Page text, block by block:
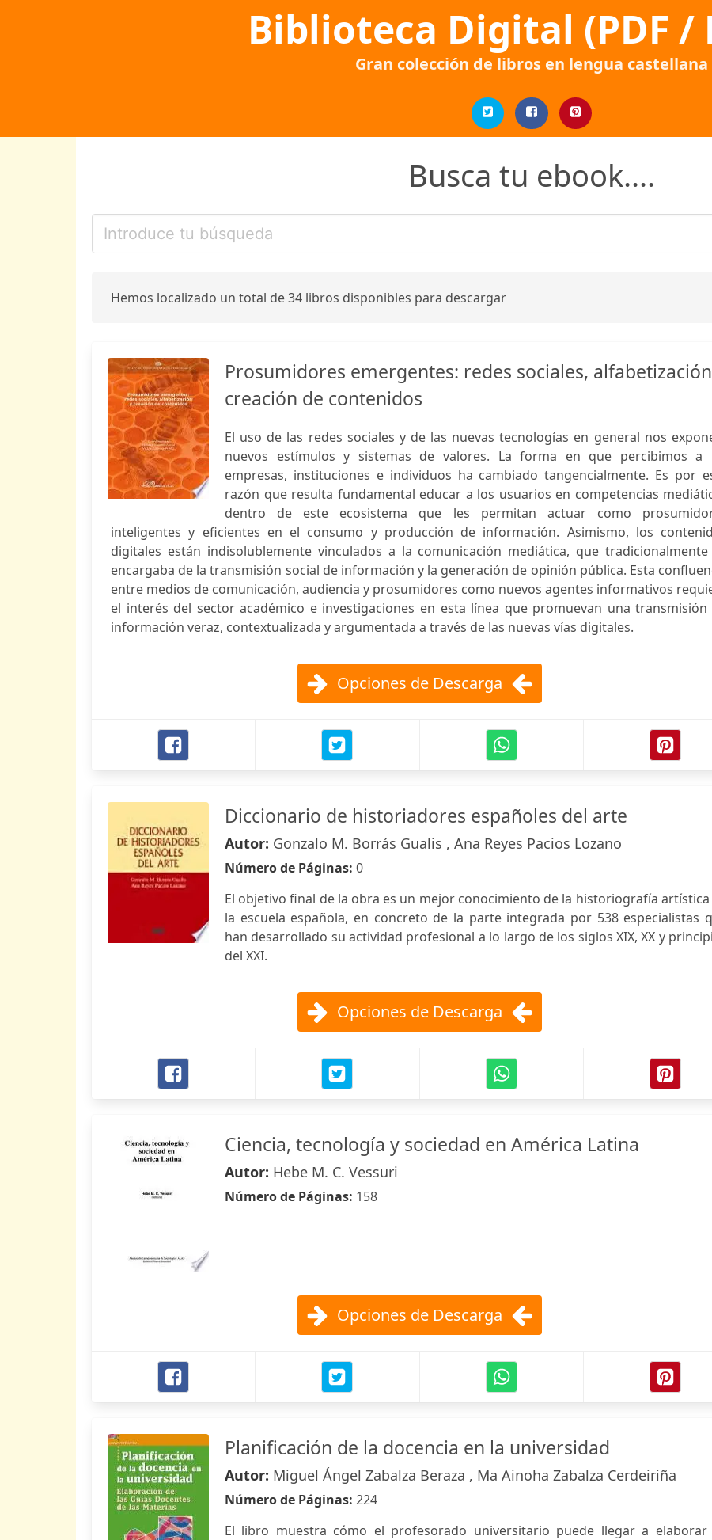
Biblioteca Digital (PDF /
Gran colección de libros en lengua castellana
Busca tu ebook....
Hemos localizado un total de 34 libros disponibles para descargar
Prosumidores emergentes: redes sociales,
creación de contenidos
El uso de las redes sociales y de las nuevas tecnologías en general nos
nuevos estímulos y sistemas de valores. La forma en que percibimos a
empresas, instituciones e individuos ha cambiado tangencialmente. Es por
razón que resulta fundamental educar a los usuarios en competencias
dentro de este ecosistema que les permitan actuar como
inteligentes y eficientes en el consumo y producción de información. Asimismo, los
digitales están indisolublemente vinculados a la comunicación mediática, que tradicionalmente
encargaba de la transmisión social de información y la generación de opinión pública. Esta
entre medios de comunicación, audiencia y prosumidores como nuevos agentes informativos
el interés del sector académico e investigaciones en esta línea que promuevan una transmisión
información veraz, contextualizada y argumentada a través de las nuevas vías digitales.
Opciones de Descarga
Diccionario de historiadores españoles del arte
Autor: Gonzalo M. Borrás Gualis , Ana Reyes Pacios Lozano
Número de Páginas: 0
El objetivo final de la obra es un mejor conocimiento de la historiografía artística
la escuela española, en concreto de la parte integrada por 538 especialistas
han desarrollado su actividad profesional a lo largo de los siglos XIX, XX y
del XXI.
Opciones de Descarga
Ciencia, tecnología y sociedad en América Latina
Autor: Hebe M. C. Vessuri
Número de Páginas: 158
Opciones de Descarga
Planificación de la docencia en la universidad
Autor: Miguel Ángel Zabalza Beraza , Ma Ainoha Zabalza Cerdeiriña
Número de Páginas: 224
El libro muestra cómo el profesorado universitario puede llegar a elaborar